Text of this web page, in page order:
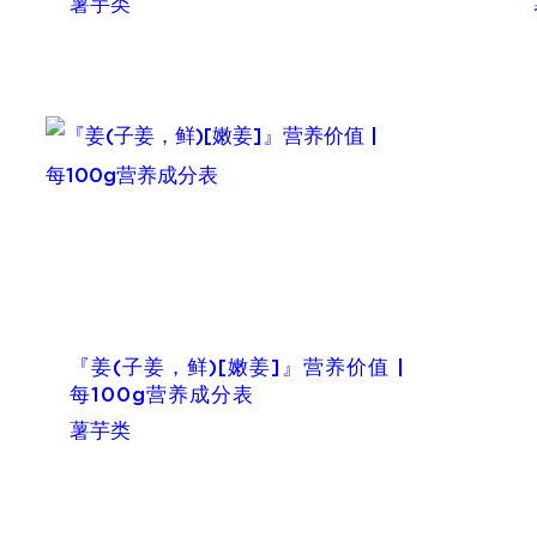
薯芋类
『姜(子姜，鲜)[嫩姜]』营养价值 |
每100g营养成分表
薯芋类